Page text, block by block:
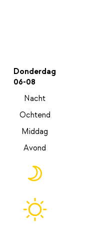
Donderdag
06-08
Nacht
Ochtend
Middag
Avond